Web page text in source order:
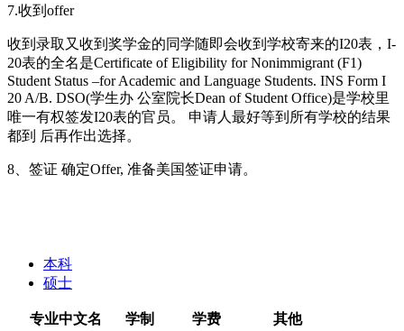
7.收到offer
收到录取又收到奖学金的同学随即会收到学校寄来的I­20表，I­
20表的全名是Certificate of Eligibility for Nonimmigrant (F­1)
Student Status –for Academic and Language Students. INS Form I
20 A/B. DSO(学生办 公室院长Dean of Student Office)是学校里
唯一有权签发I­20表的官员。 申请人最好等到所有学校的结果
都到 后再作出选择。
8、签证 确定Offer, 准备美国签证申请。
本科
硕士
专业中文名 学制 学费
其他